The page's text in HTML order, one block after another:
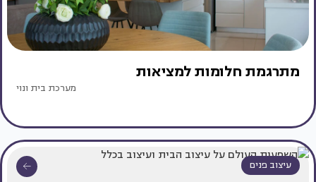
מתרגמת חלומות למציאות
מערכת בית ונוי
עיצוב פנים